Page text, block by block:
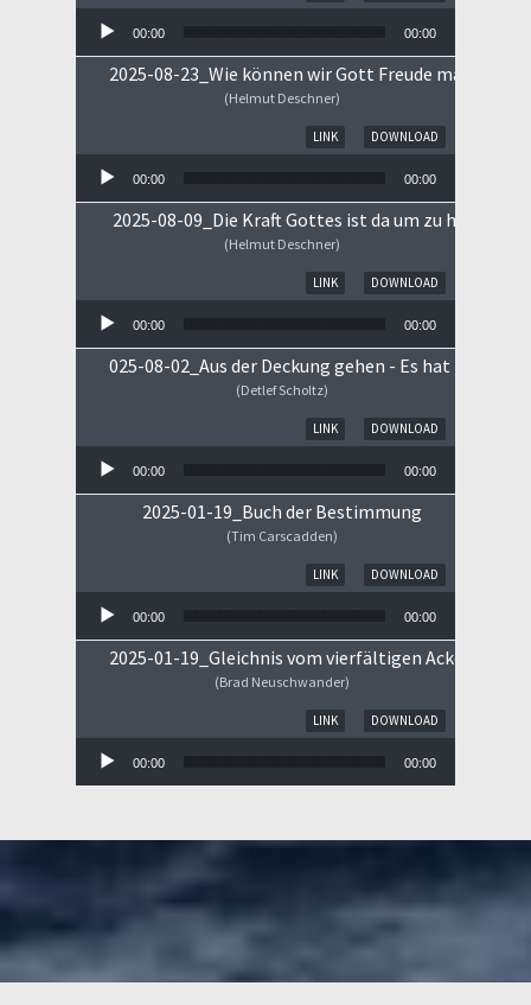
00:00 00:00
2025-08-23_Wie können wir Gott Freude machen
(Helmut Deschner)
DOWNLOAD
LINK
00:00 00:00
2025-08-09_Die Kraft Gottes ist da um zu heilen!
(Helmut Deschner)
DOWNLOAD
LINK
00:00 00:00
025-08-02_Aus der Deckung gehen - Es hat
(Detlef Scholtz)
DOWNLOAD
LINK
00:00 00:00
2025-01-19_Buch der Bestimmung
(Tim Carscadden)
DOWNLOAD
LINK
00:00 00:00
2025-01-19_Gleichnis vom vierfältigen Ackerboden
(Brad Neuschwander)
DOWNLOAD
LINK
00:00 00:00